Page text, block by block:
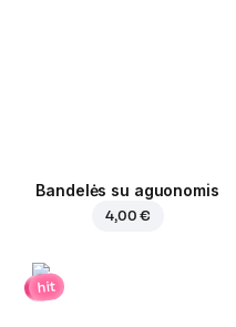
Bandelės su aguonomis
4,00 €
hit